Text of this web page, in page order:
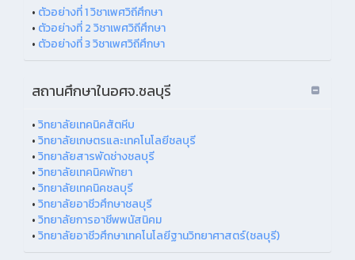
• ตัวอย่างที่ 1 วิชาเพศวิถีศึกษา
• ตัวอย่างที่ 2 วิชาเพศวิถีศึกษา
• ตัวอย่างที่ 3 วิชาเพศวิถีศึกษา
สถานศึกษาในอศจ.ชลบุรี
•วิทยาลัยเทคนิคสัตหีบ
•วิทยาลัยเกษตรและเทคโนโลยีชลบุรี
•วิทยาลัยสารพัดช่างชลบุรี
•วิทยาลัยเทคนิคพัทยา
•วิทยาลัยเทคนิคชลบุรี
•วิทยาลัยอาชีวศึกษาชลบุรี
•วิทยาลัยการอาชีพพนัสนิคม
•วิทยาลัยอาชีวศึกษาเทคโนโลยีฐานวิทยาศาสตร์(ชลบุรี)